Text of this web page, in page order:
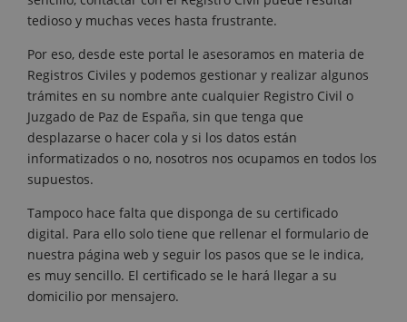
tedioso y muchas veces hasta frustrante.
Por eso, desde este portal le asesoramos en materia de
Registros Civiles y podemos gestionar y realizar algunos
trámites en su nombre ante cualquier Registro Civil o
Juzgado de Paz de España, sin que tenga que
desplazarse o hacer cola y si los datos están
informatizados o no, nosotros nos ocupamos en todos los
supuestos.
Tampoco hace falta que disponga de su certificado
digital. Para ello solo tiene que rellenar el formulario de
nuestra página web y seguir los pasos que se le indica,
es muy sencillo. El certificado se le hará llegar a su
domicilio por mensajero.